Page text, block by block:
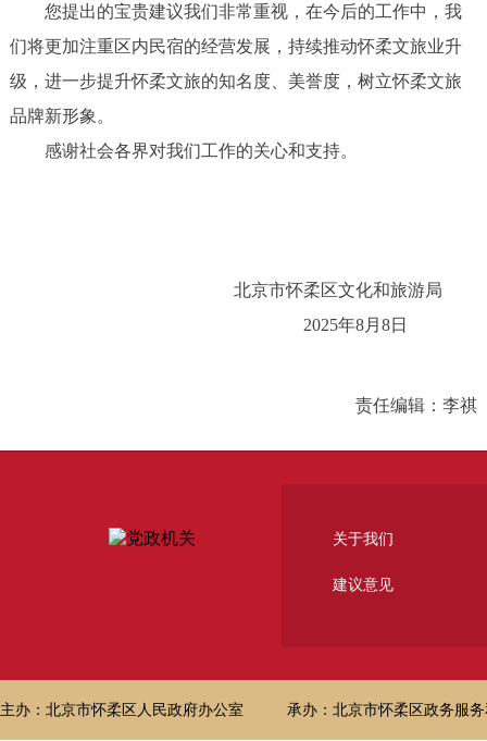
您提出的宝贵建议我们非常重视，在今后的工作中，我
们将更加注重区内民宿的经营发展，持续推动怀柔文旅业升
级，进一步提升怀柔文旅的知名度、美誉度，树立怀柔文旅
品牌新形象。
感谢社会各界对我们工作的关心和支持。
北京市怀柔区文化和旅游局
2025年8月8日
责任编辑：李祺
关于我们
建议意见
主办：北京市怀柔区人民政府办公室 承办：北京市怀柔区政务服